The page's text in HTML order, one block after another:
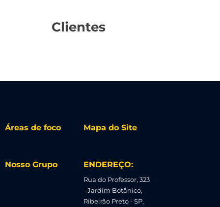
Clientes
Áreas de foco Mapa do Site
Nosso Grupo ENDEREÇO:
Rua do Professor, 323
- Jardim Botânico,
Ribeirão Preto - SP,